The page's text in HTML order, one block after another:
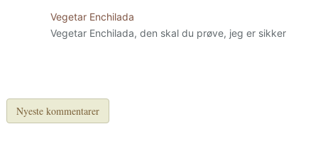
Vegetar Enchilada
Vegetar Enchilada, den skal du prøve, jeg er sikker
Nyeste kommentarer